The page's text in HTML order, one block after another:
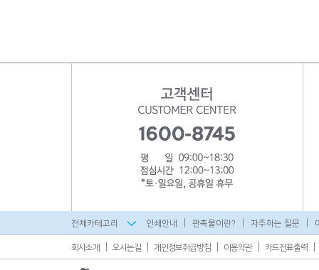
전체카테고리 인쇄안내 판촉물이란? 자주하는 질문
회사소개 오시는길 개인정보취급방침 이용약관 카드전표출력